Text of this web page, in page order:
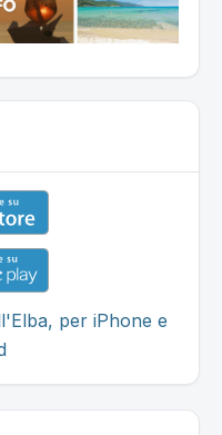
per iPhone e